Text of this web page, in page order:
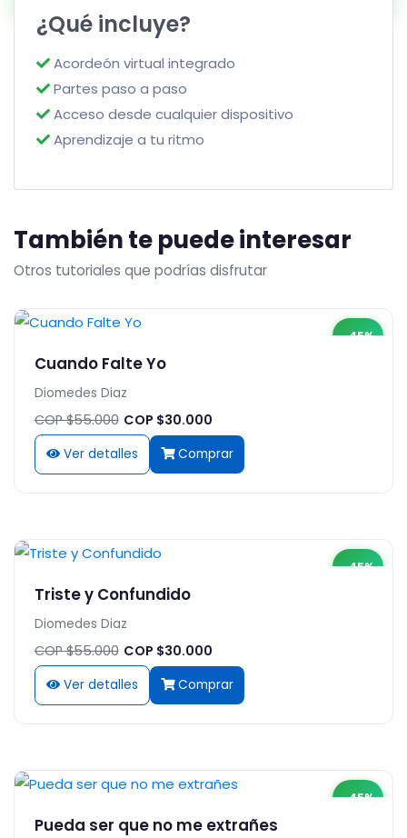
¿Qué incluye?
Acordeón virtual integrado
Partes paso a paso
Acceso desde cualquier dispositivo
Aprendizaje a tu ritmo
También te puede interesar
Otros tutoriales que podrías disfrutar
-45%
Cuando Falte Yo
Diomedes Diaz
COP $55.000 COP $30.000
Ver detalles Comprar
-45%
Triste y Confundido
Diomedes Diaz
COP $55.000 COP $30.000
Ver detalles Comprar
-45%
Pueda ser que no me extrañes